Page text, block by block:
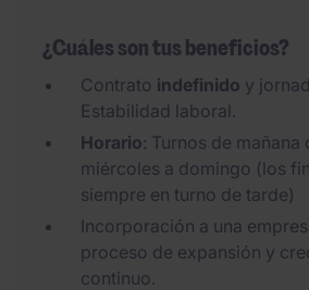
¿Cuáles son tus beneficios?
Contrato indefinido y
Estabilidad laboral.
Horario: Turnos de mañana
miércoles a domingo (los
siempre en turno de tarde)
Incorporación a una
proceso de expansión y
continuo.